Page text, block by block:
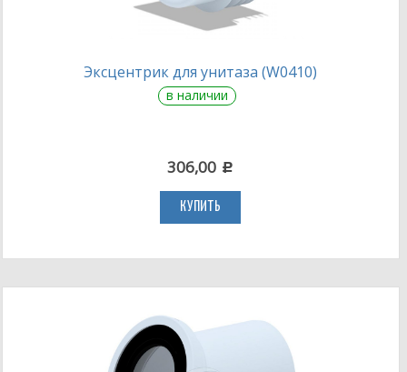
Эксцентрик для унитаза (W0410)
в наличии
306,00 c
КУПИТЬ